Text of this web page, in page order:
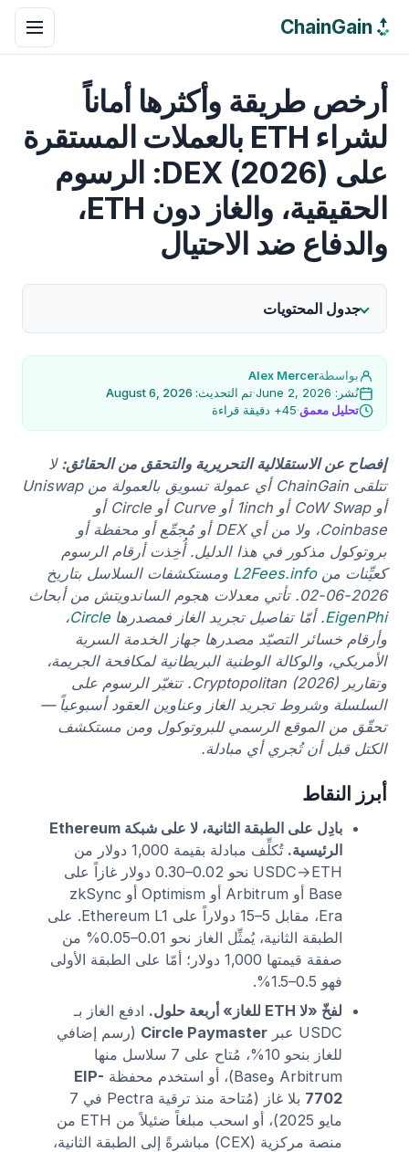
ChainGain
أرخص طريقة وأكثرها أماناً
لشراء ETH بالعملات المستقرة
على DEX (2026): الرسوم
الحقيقية، والغاز دون ETH،
والدفاع ضد الاحتيال
جدول المحتويات
بواسطةAlex Mercer
نُشر: June 2, 2026
·تم التحديث: August 6, 2026
تحليل معمق·45+ دقيقة قراءة
إفصاح عن الاستقلالية التحريرية والتحقق من الحقائق: لا
تتلقى ChainGain أي عمولة تسويق بالعمولة من Uniswap
أو CoW Swap أو 1inch أو Curve أو Circle أو
Coinbase، ولا من أي DEX أو مُجمِّع أو محفظة أو
بروتوكول مذكور في هذا الدليل. أُخِذت أرقام الرسوم
كعيِّنات منL2Fees.info ومستكشفات السلاسل بتاريخ
2026-06-02. تأتي معدلات هجوم الساندويتش من أبحاث
EigenPhi. أمّا تفاصيل تجريد الغاز فمصدرها Circle،
وأرقام خسائر التصيّد مصدرها جهاز الخدمة السرية
الأمريكي، والوكالة الوطنية البريطانية لمكافحة الجريمة،
وتقارير Cryptopolitan (2026). تتغيّر الرسوم على
السلسلة وشروط تجريد الغاز وعناوين العقود أسبوعياً —
تحقّق من الموقع الرسمي للبروتوكول ومن مستكشف
الكتل قبل أن تُجري أي مبادلة.
أبرز النقاط
بادِل على الطبقة الثانية، لا على شبكة Ethereum
الرئيسية.
تُكلِّف مبادلة بقيمة 1,000 دولار من
USDC→ETH نحو 0.02–0.30 دولار غازاً على
Base أو Arbitrum أو Optimism أو zkSync
Era، مقابل 5–15 دولاراً على Ethereum L1. على
الطبقة الثانية، يُمثِّل الغاز نحو 0.01–0.05% من
صفقة قيمتها 1,000 دولار؛ أمّا على الطبقة الأولى
فهو 0.5–1.5%.
لفخّ «لا ETH للغاز» أربعة حلول.
ادفع الغاز بـ
USDC عبر
Circle Paymaster (رسم إضافي
للغاز بنحو 10%، مُتاح على 7 سلاسل منها
Arbitrum وBase)، أو استخدم محفظة
EIP-
7702
بلا غاز (مُتاحة منذ ترقية Pectra في 7
مايو 2025)، أو اسحب مبلغاً ضئيلاً من ETH من
منصة مركزية (CEX) مباشرةً إلى الطبقة الثانية،